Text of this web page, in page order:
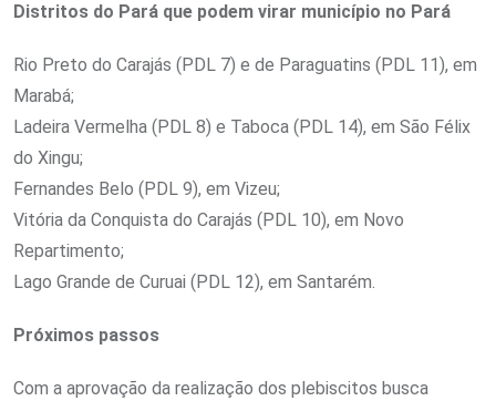
Distritos do Pará que podem virar município no Pará
Rio Preto do Carajás (PDL 7) e de Paraguatins (PDL 11), em
Marabá;
Ladeira Vermelha (PDL 8) e Taboca (PDL 14), em São Félix
do Xingu;
Fernandes Belo (PDL 9), em Vizeu;
Vitória da Conquista do Carajás (PDL 10), em Novo
Repartimento;
Lago Grande de Curuai (PDL 12), em Santarém.
Próximos passos
Com a aprovação da realização dos plebiscitos busca